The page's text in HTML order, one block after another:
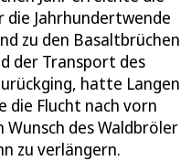
die Jahrhundertwende
zu den Basaltbrüchen
der Transport des
hatte Langen
die Flucht nach vorn
des Waldbröler
zu verlängern.